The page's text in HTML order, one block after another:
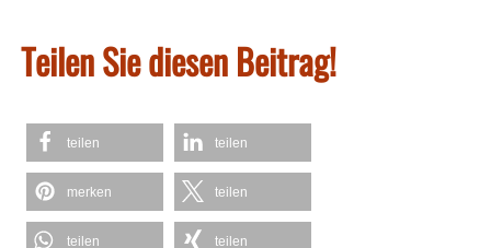
Teilen Sie diesen Beitrag!
teilen teilen
merken teilen
teilen teilen